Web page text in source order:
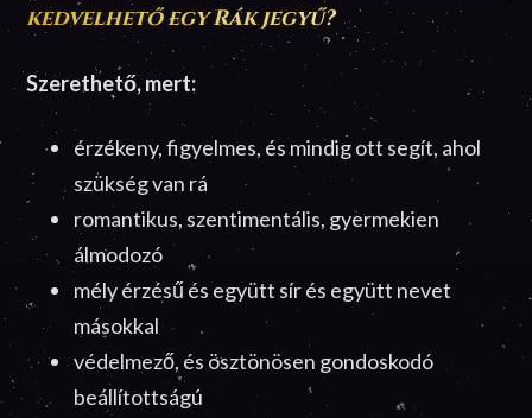
kedvelhető egy Rák jegyű?
Szerethető, mert:
érzékeny, figyelmes, és mindig ott segít, ahol
szükség van rá
romantikus, szentimentális, gyermekien
álmodozó
mély érzésű és együtt sír és együtt nevet
másokkal
védelmező, és ösztönösen gondoskodó
beállítottságú